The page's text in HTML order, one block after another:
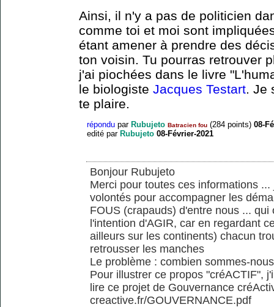
Ainsi, il n'y a pas de politicien
comme toi et moi sont
étant amener à prendre des
ton voisin. Tu pourras retrouver
j'ai piochées dans le livre
le biologiste Jacques Testart .
te plaire.
répondu par Rubujeto Batracien fou (284 points) 08-
edité par Rubujeto 08-Février-2021
Bonjour Rubujeto
Merci pour toutes ces informations
volontés pour accompagner les
FOUS (crapauds) d'entre nous ...
l'intention d'AGIR, car en regardant
ailleurs sur les continents) chacun
retrousser les manches
Le problème : combien sommes-
Pour illustrer ce propos "créACTIF",
lire ce projet de Gouvernance
creactive.fr/GOUVERNANCE.pdf